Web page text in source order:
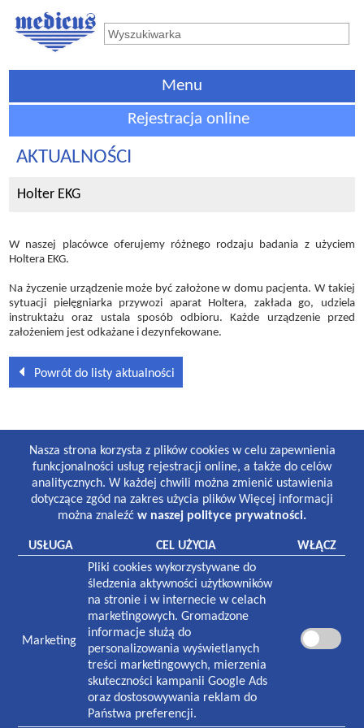
Menu
Rejestracja online
AKTUALNOŚCI
Holter EKG
W naszej placówce oferujemy różnego rodzaju badania z użyciem
Holtera EKG.
Na życzenie urządzenie może być założone w domu pacjenta. W takiej
sytuacji pielęgniarka przywozi aparat Holtera, zakłada go, udziela
instruktażu oraz ustala sposób odbioru. Każde urządzenie przed
założeniem jest odkażane i dezynfekowane.
Powrót do listy aktualności
Lekarze i gabinety stomatologiczne:
8:30-19:00 poniedziałek-piątek
8:30-13:00 sobota
Laboratorium:
7:00-16:00 poniedziałek-piątek
8:30-12:30 sobota
Pracownia rentgenowska:
8:00-18:30 poniedziałek-piątek
8:30-13:00 sobota
NASZA PLACÓWKA
Plac Zwycięstwa 1
70-233 Szczecin
Czynna w godzinach:
Nasza strona korzysta z plików cookies w celu zapewnienia
funkcjonalności usług rejestracji online, a także do celów
analitycznych. W każdej chwili można zmienić ustawienia
dotyczące zgód na zakres użycia plików Więcej informacji
można znaleźć w naszej polityce prywatności.
USŁUGA CEL UŻYCIA WŁĄCZ
Marketing
Pliki cookies wykorzystywane do
śledzenia aktywności użytkowników
na stronie i w internecie w celach
marketingowych. Gromadzone
informacje służą do
personalizowania wyświetlanych
treści marketingowych, mierzenia
skuteczności kampanii Google Ads
oraz dostosowywania reklam do
Państwa preferencji.